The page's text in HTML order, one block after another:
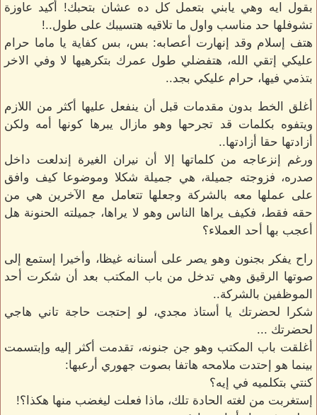
بقول ايه وهي يابني بتعمل كل ده عشان بتحبك! أكيد عاوزة
تشوفلها حد مناسب واول ما تلاقيه هتسيبك على طول..!
هتف إسلام وقد إنهارت أعصابه: بس، بس كفاية يا ماما حرام
عليكي إتقي الله، هتفضلي طول عمرك بتكرهيها لا وفي الاخر
بتذمي فيها، حرام عليكي بجد..
أغلق الخط بدون مقدمات قبل أن ينفعل عليها أكثر من اللازم
ويتفوه بكلمات قد تجرحها وهو مازال يبرها كونها أمه ولكن
أزادتها حقا أزادتها..
ورغم إنزعاجه من كلماتها إلا أن نيران الغيرة إندلعت داخل
صدره، فزوجته جميلة، هي جميلة شكلا وموضوعا كيف وافق
على عملها معه بالشركة وجعلها تتعامل مع الآخرين هي من
حقه فقط، فكيف يراها الناس وهو لا يراها، جميلته الحنونة هل
أعجب بها أحد العملاء؟
راح يفكر بجنون وهو يصر على أسنانه غيظا، وأخيرا إستمع إلى
صوتها الرقيق وهي تدخل من باب المكتب بعد أن شكرت أحد
الموظفين بالشركة..
شكرا لحضرتك يا أستاذ مجدي، لو إحتجت حاجة تاني هاجي
لحضرتك ...
أغلقت باب المكتب وهو جن جنونه، تقدمت أكثر إليه وإبتسمت
بينما هو إحتدت ملامحه هاتفا بصوت جهوري أرعبها:
كنتي بتكلميه في إيه؟
إستغربت من لغته الحادة تلك، ماذا فعلت ليغضب منها هكذا؟!